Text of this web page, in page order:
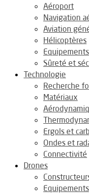
Aéroport
Navigation
Aviation
Hélicoptères
Equipements
Sûreté et
Technologie
Recherche
Matériaux
Ergols et
Ondes et
Connectivité
Drones
Equipements